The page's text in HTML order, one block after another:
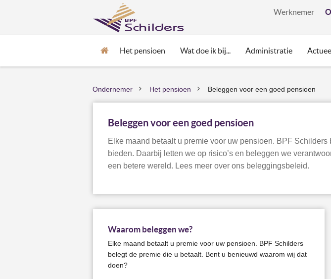
Werknemer
Het pensioen Wat doe ik bij... Administratie
Ondernemer
Het pensioen
Beleggen voor een goed pensioen
Beleggen voor een goed pensioen
Elke maand betaalt u premie voor uw pensioen. BPF
bieden. Daarbij letten we op risico’s en beleggen we
een betere wereld. Lees meer over ons beleggingsbeleid.
Waarom beleggen we?
Elke maand betaalt u premie voor uw pensioen. BPF Schilders
belegt de premie die u betaalt. Bent u benieuwd waarom wij dat
doen?